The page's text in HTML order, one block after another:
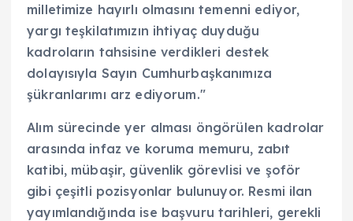
milletimize hayırlı olmasını temenni ediyor,
yargı teşkilatımızın ihtiyaç duyduğu
kadroların tahsisine verdikleri destek
dolayısıyla Sayın Cumhurbaşkanımıza
şükranlarımı arz ediyorum."
Alım sürecinde yer alması öngörülen kadrolar
arasında infaz ve koruma memuru, zabıt
katibi, mübaşir, güvenlik görevlisi ve şoför
gibi çeşitli pozisyonlar bulunuyor. Resmi ilan
yayımlandığında ise başvuru tarihleri, gerekli